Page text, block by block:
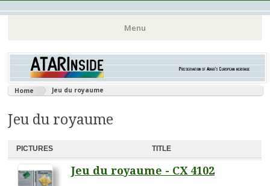
Atarinside
France Germany Italy UK Benelux)
Menu
Aller
contenu
principal
Home Jeu du royaume
Jeu du royaume
PICTURES TITLE
Jeu du royaume - CX 4102